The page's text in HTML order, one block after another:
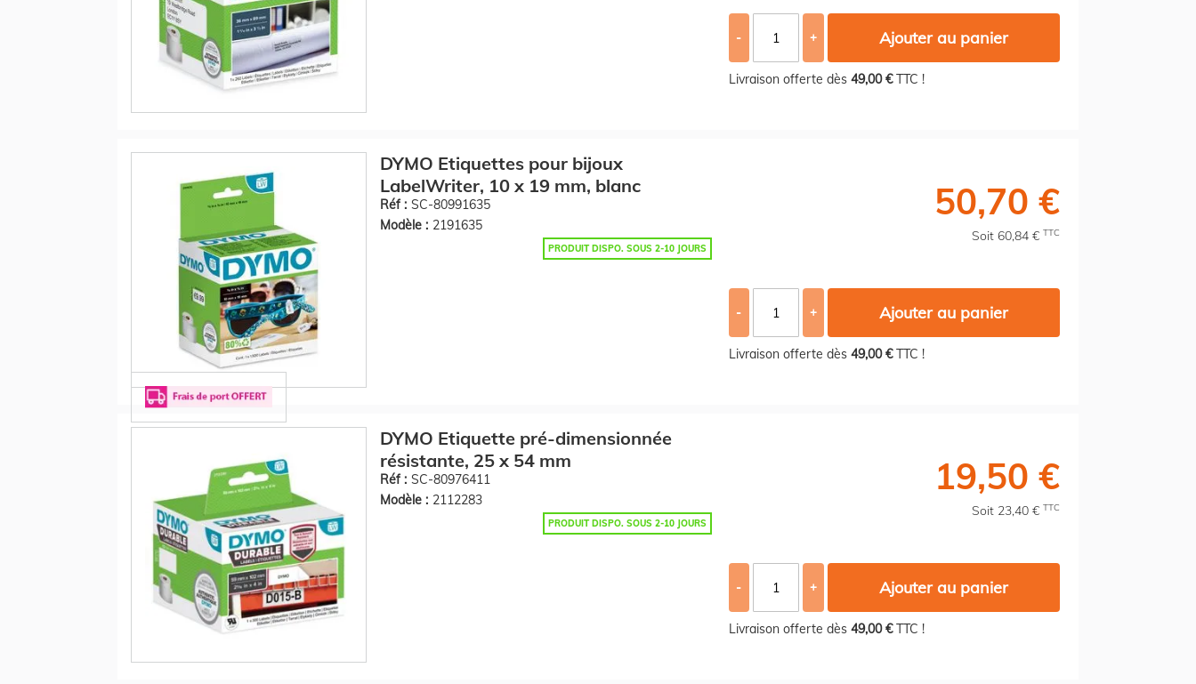
- + Ajouter au panier
Livraison offerte dès 49,00 €TTC !
DYMO Etiquettes pour bijoux
LabelWriter, 10 x 19 mm, blanc
Réf : SC-80991635
Modèle : 2191635
PRODUIT DISPO. SOUS 2-10 JOURS
50,70 €
Soit 60,84 € TTC
- + Ajouter au panier
Livraison offerte dès 49,00 €TTC !
DYMO Etiquette pré-dimensionnée
résistante, 25 x 54 mm
Réf : SC-80976411
Modèle : 2112283
PRODUIT DISPO. SOUS 2-10 JOURS
19,50 €
Soit 23,40 € TTC
- + Ajouter au panier
Livraison offerte dès 49,00 €TTC !